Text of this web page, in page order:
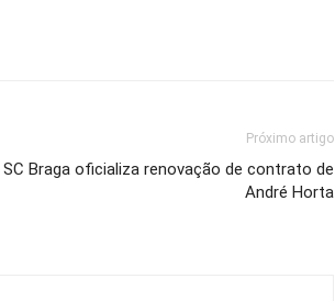
Próximo artigo
SC Braga oficializa renovação de contrato de
André Horta